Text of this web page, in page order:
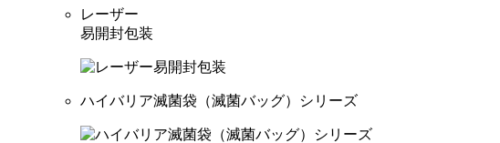
レーザー
易開封包装
ハイバリア滅菌袋（滅菌バッグ）シリーズ